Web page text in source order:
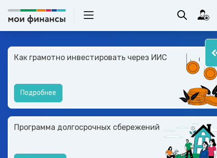
Как грамотно инвестировать через ИИС
Подробнее
Программа долгосрочных сбережений